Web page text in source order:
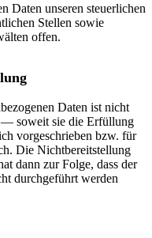
Daten unseren steuerlichen
Stellen sowie
offen.
Daten ist nicht
— soweit sie die Erfüllung
vorgeschrieben bzw. für
Die Nichtbereitstellung
dann zur Folge, dass der
durchgeführt werden